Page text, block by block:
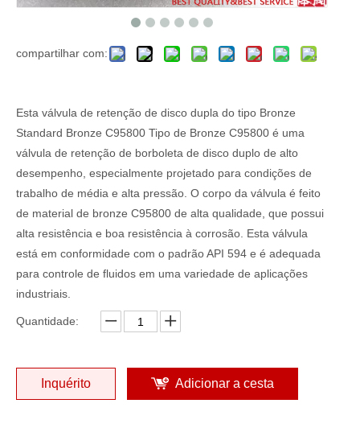
compartilhar com:
Esta válvula de retenção de disco dupla do tipo Bronze
Standard Bronze C95800 Tipo de Bronze C95800 é uma
válvula de retenção de borboleta de disco duplo de alto
desempenho, especialmente projetado para condições de
trabalho de média e alta pressão. O corpo da válvula é feito
de material de bronze C95800 de alta qualidade, que possui
alta resistência e boa resistência à corrosão. Esta válvula
está em conformidade com o padrão API 594 e é adequada
para controle de fluidos em uma variedade de aplicações
industriais.
Quantidade:
Inquérito Adicionar a cesta